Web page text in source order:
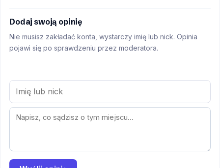
Dodaj swoją opinię
Nie musisz zakładać konta, wystarczy imię lub nick. Opinia
pojawi się po sprawdzeniu przez moderatora.